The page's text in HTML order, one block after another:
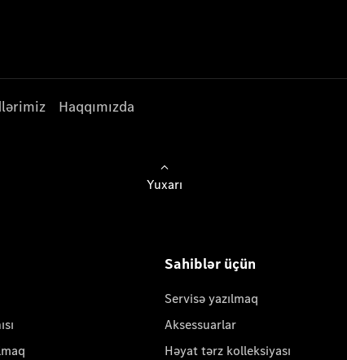
Haqqımızda
Yuxarı
Sahiblər üçün
Servisə yazılmaq
Aksessuarlar
Həyat tərz kolleksiyası